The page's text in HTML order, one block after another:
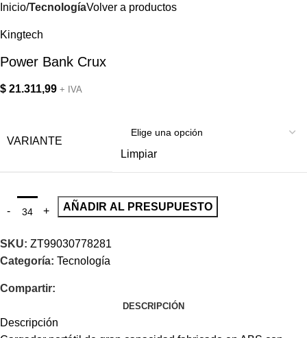
Inicio TecnologíaVolver a productos
Kingtech
Power Bank Crux
$ 21.311,99 + IVA
VARIANTE
Limpiar
AÑADIR AL PRESUPUESTO
SKU: ZT99030778281
Categoría: Tecnología
Compartir:
DESCRIPCIÓN
Descripción